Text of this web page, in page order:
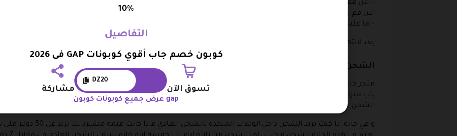
– الان قم بالذهاب الى المتجر و قم بتنفيذ خطوات شراء المنتجات و حينما تصل الى سلة المشتريات الخاصة بك
الان قم بلصق هذا الكود في المكان المخص له .
– ما عليك الان سوى الانتظار عدة ثواني لتجد بشكل مفاجئ ان سعر هذا المنتج قد انخفض بنفس المقدار الخاص بكود
بعد لانتهاء من جميع الخطوات السابقة ما عليك القيام به الان الاستمرار في عملية الشراء حتى تصل الى صفحة
الشحن من متجر جاب
متجر جاب مقره الأساسي في الولايات المتحدة الامريكية و لذلك فان الشحن الداخلي في امريكا يعتبر سريع بشكل
الشحن العادي داخل الولايات المتحدة فانه يأخذ من ثلاثة ايام الى سبعة ايام على حسب المكان الذي تتواجد به .
و في حالة اذا كنت تريد الشحن
10%
التفاصيل
كوبون خصم جاب أقوي كوبونات GAP فى 2026
تسوق الآن
DZ20
مشاركة
عرض جميع كوبونات كوبون gap